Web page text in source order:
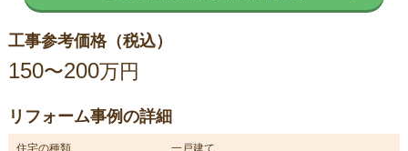
工事参考価格（税込）
150〜200万円
リフォーム事例の詳細
住宅の種類 一戸建て